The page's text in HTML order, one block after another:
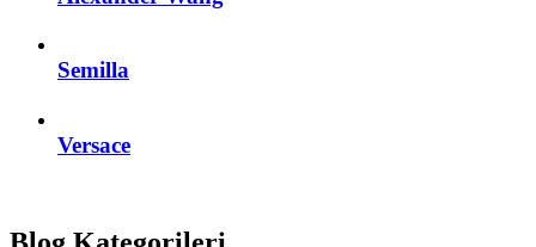
Semilla
Versace